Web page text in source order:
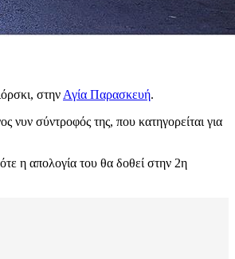
στην Αγία Παρασκευή.
νυν σύντροφός της, που κατηγορείται για
η απολογία του θα δοθεί στην 2η